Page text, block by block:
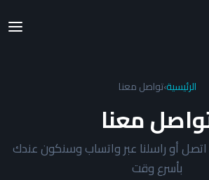
الرئيسية›تواصل معنا
معنا
أو راسلنا عبر واتساب وسنكون عندك
بأسرع وقت